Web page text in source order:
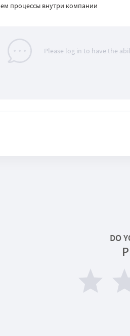
процессы внутри компании
Please log in to have the
DO